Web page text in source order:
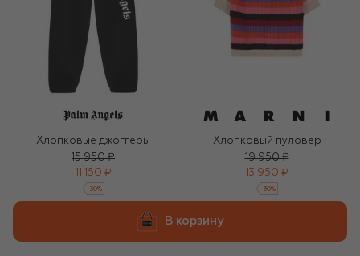
Хлопковые джоггеры
15 950 ₽
11 150 ₽
-30%
Хлопковый пуловер
19 950 ₽
13 950 ₽
-30%
В корзину